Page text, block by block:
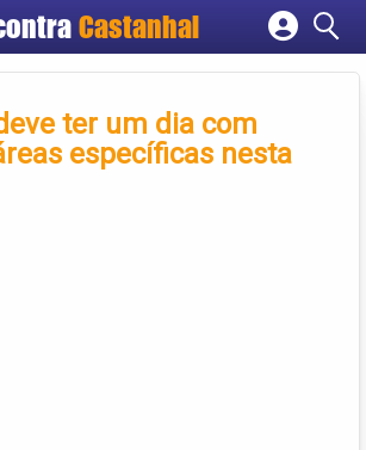
Castanhal
Cadastrar empresa
Criar conta
ter um dia com
específicas nesta